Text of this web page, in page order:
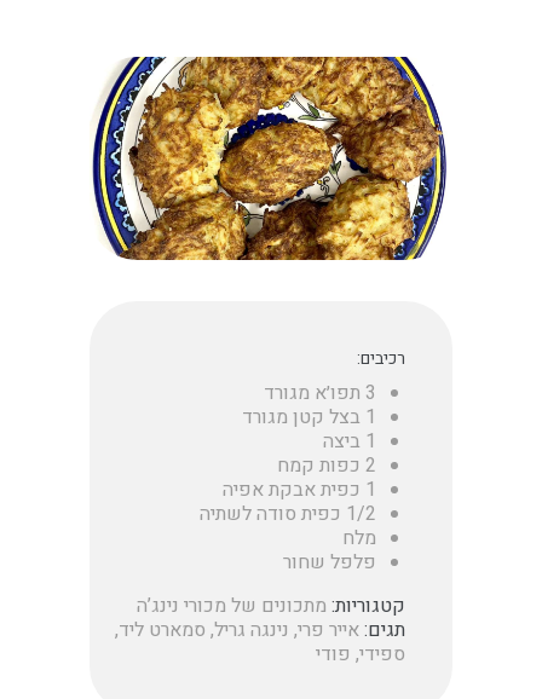
רכיבים:
3 תפו׳א מגורד
1 בצל קטן מגורד
1 ביצה
2 כפות קמח
1 כפית אבקת אפיה
1/2 כפית סודה לשתיה
מלח
פלפל שחור
קטגוריות: מתכונים של מכורי נינג’ה
תגים:אייר פרי, נינגה גריל, סמארט ליד,
ספידי, פודי